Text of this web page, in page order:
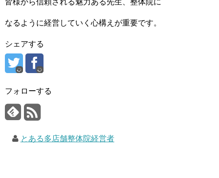
皆様から信頼される魅力ある先生、整体院に
なるように経営していく心構えが重要です。
シェアする
フォローする
とある多店舗整体院経営者